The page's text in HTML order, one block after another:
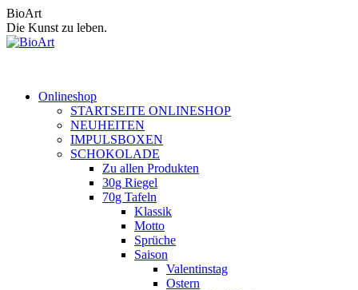
Zum
Inhalt
springen
BioArt
Die Kunst zu leben.
Onlineshop
STARTSEITE ONLINESHOP
NEUHEITEN
IMPULSBOXEN
SCHOKOLADE
Zu allen Produkten
30g Riegel
70g Tafeln
Klassik
Motto
Sprüche
Saison
Valentinstag
Ostern